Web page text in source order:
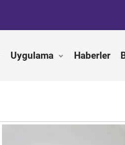
Uygulama Haberler